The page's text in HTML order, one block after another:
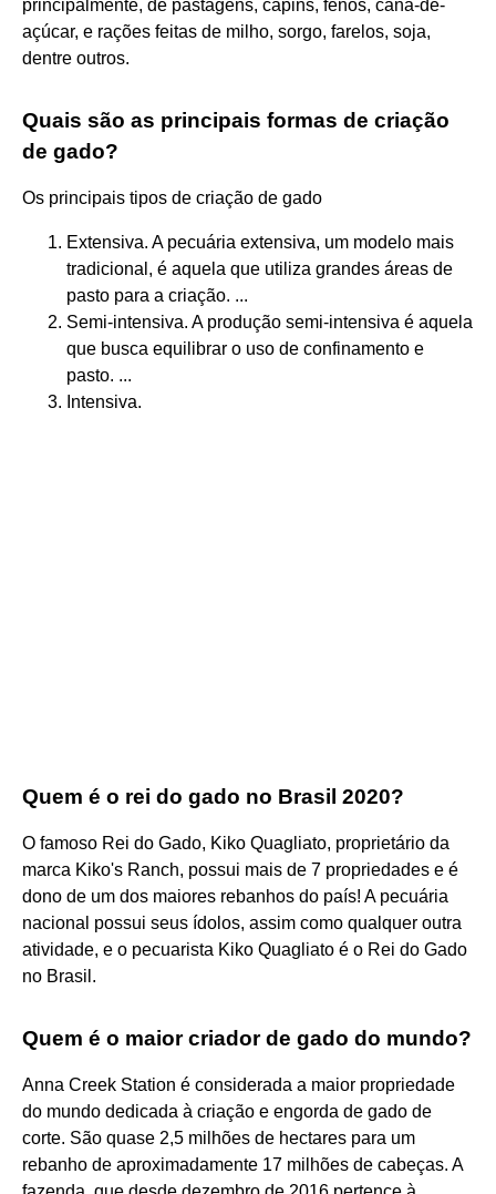
principalmente, de pastagens, capins, fenos, cana-de-
açúcar, e rações feitas de milho, sorgo, farelos, soja,
dentre outros.
Quais são as principais formas de criação
de gado?
Os principais tipos de criação de gado
Extensiva. A pecuária extensiva, um modelo mais
tradicional, é aquela que utiliza grandes áreas de
pasto para a criação. ...
Semi-intensiva. A produção semi-intensiva é aquela
que busca equilibrar o uso de confinamento e
pasto. ...
Intensiva.
Quem é o rei do gado no Brasil 2020?
O famoso Rei do Gado, Kiko Quagliato, proprietário da
marca Kiko's Ranch, possui mais de 7 propriedades e é
dono de um dos maiores rebanhos do país! A pecuária
nacional possui seus ídolos, assim como qualquer outra
atividade, e o pecuarista Kiko Quagliato é o Rei do Gado
no Brasil.
Quem é o maior criador de gado do mundo?
Anna Creek Station é considerada a maior propriedade
do mundo dedicada à criação e engorda de gado de
corte. São quase 2,5 milhões de hectares para um
rebanho de aproximadamente 17 milhões de cabeças. A